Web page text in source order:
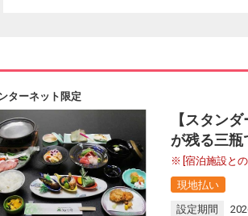
ターネット限定
【スタン
が残る三瓶
[宿泊施設と
現地払い
設定期間